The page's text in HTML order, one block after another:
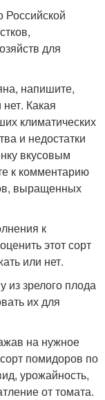
Российской
для
напишите,
Какая
климатических
и недостатки
вкусовым
к комментарию
выращенных
к
этот сорт
или нет.
из зрелого плода
их для
на нужное
помидоров по
урожайность,
от томата.